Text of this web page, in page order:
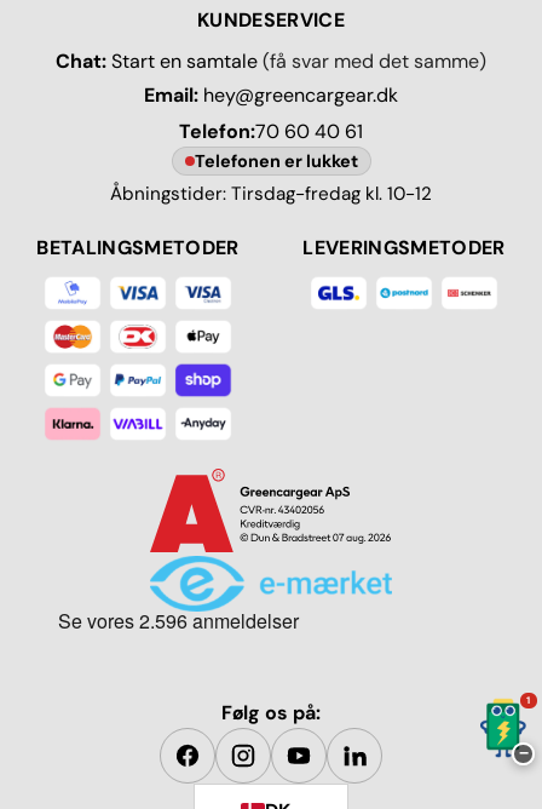
KUNDESERVICE
Chat:Start en samtale(få svar med det samme)
Email: hey@greencargear.dk
Telefon:70 60 40 61
Telefonen er lukket
Åbningstider: Tirsdag-fredag kl. 10-12
BETALINGSMETODER LEVERINGSMETODER
Følg os på: 1
−